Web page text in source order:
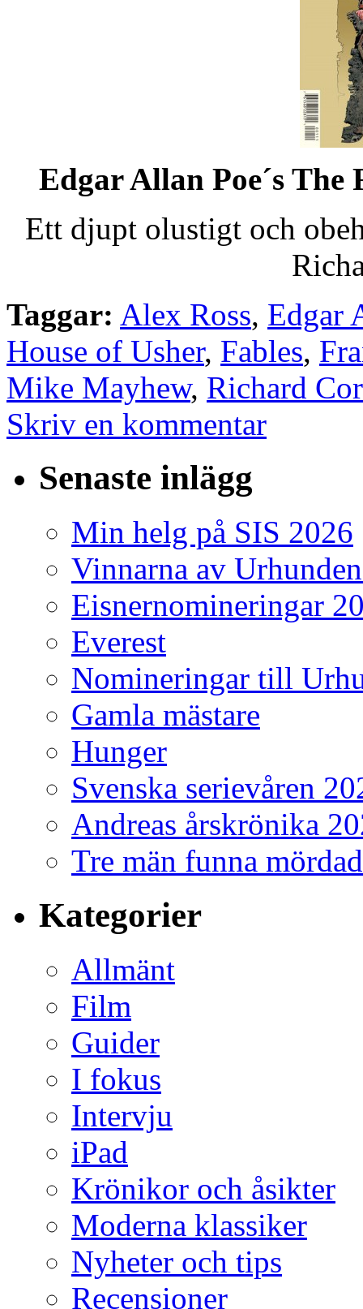
Edgar Allan Poe´s The
Ett djupt olustigt och
Taggar: Alex Ross, Edgar
House of Usher, Fables,
Mike Mayhew, Richard
Skriv en kommentar
Senaste inlägg
Min helg på SIS 2026
Vinnarna av
Eisnernomineringar
Everest
Nomineringar till
Gamla mästare
Hunger
Svenska serievåren
Andreas årskrönika
Tre män funna
Kategorier
Allmänt
Film
Guider
I fokus
Intervju
iPad
Krönikor och åsikter
Moderna klassiker
Nyheter och tips
Recensioner